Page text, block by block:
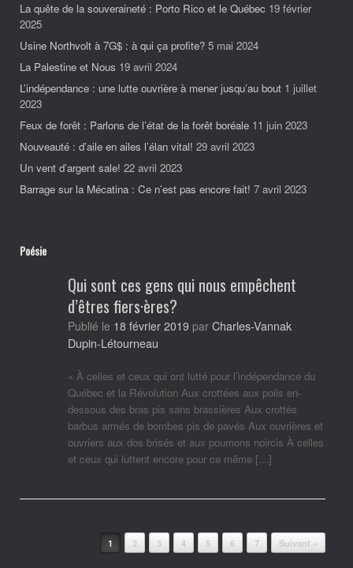
La quête de la souveraineté : Porto Rico et le Québec 19 février
2025
Usine Northvolt à 7G$ : à qui ça profite? 5 mai 2024
La Palestine et Nous 19 avril 2024
L’indépendance : une lutte ouvrière à mener jusqu’au bout 1 juillet
2023
Feux de forêt : Parlons de l’état de la forêt boréale 11 juin 2023
Nouveauté : d’aile en ailes l’élan vital! 29 avril 2023
Un vent d’argent sale! 22 avril 2023
Barrage sur la Mécatina : Ce n’est pas encore fait! 7 avril 2023
Poésie
Qui sont ces gens qui nous empêchent
d’êtres fiers·ères?
Publié le 18 février 2019 par Charles-Vannak
Dupin-Létourneau
« À celles et ceux qui ont lutté pour l’indépendance du
Québec et la Révolution Aux crottées aux poils en-
dessous des bras pis sans brassières Aux crottés
barbus armés de bombes pis de pavés Aux ouvrières et
ouvriers aux dos brisés et aux poumons noircis À celles
et ceux qui luttent encore pour ce même […]
1 2 3 4 5 6 7 Suivant »